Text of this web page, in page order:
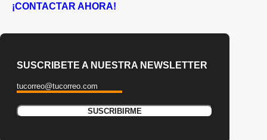
¡CONTACTAR AHORA!
SUSCRIBETE A NUESTRA NEWSLETTER